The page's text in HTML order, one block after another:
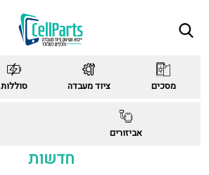
מסכים ציוד מעבדה סוללות
אביזורים
חדשות